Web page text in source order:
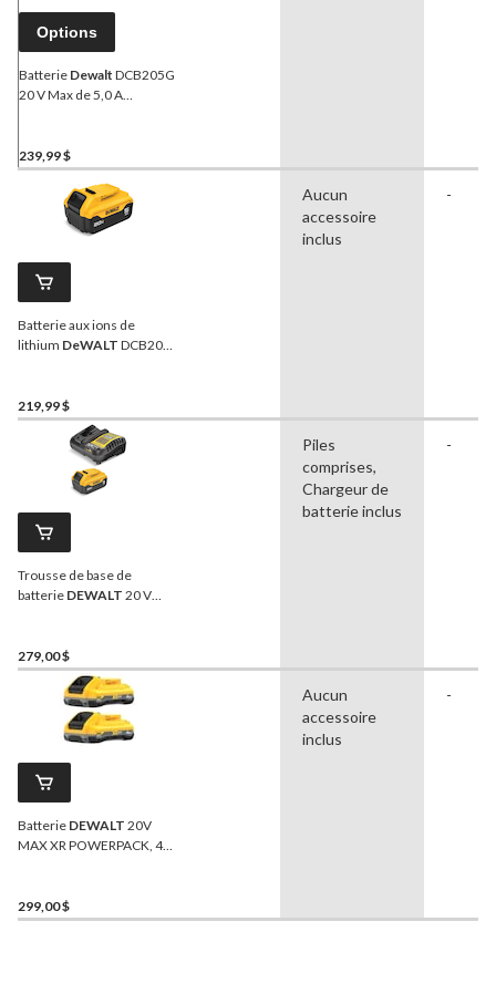
Options
Batterie Dewalt DCB205G
20 V Max de 5,0 A
239,99 $
Batterie aux ions de
lithium DeWALT DCB205
indicateur de charge à DEL
219,99 $
Aucun
accessoire
inclus
-
Trousse de base de
batterie DEWALT 20 V
279,00 $
Piles
comprises,
Chargeur de
batterie inclus
-
Batterie DEWALT 20V
MAX XR POWERPACK, 4
299,00 $
Aucun
accessoire
inclus
-